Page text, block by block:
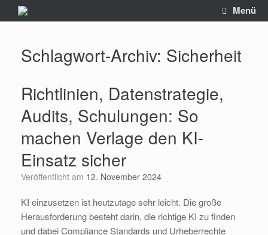
Inhalt
Menü
Schlagwort-Archiv: Sicherheit
Richtlinien, Datenstrategie,
Audits, Schulungen: So
machen Verlage den KI-
Einsatz sicher
Veröffentlicht am 12. November 2024
KI einzusetzen ist heutzutage sehr leicht. Die große
Herausforderung besteht darin, die richtige KI zu finden
und dabei Compliance Standards und Urheberrechte